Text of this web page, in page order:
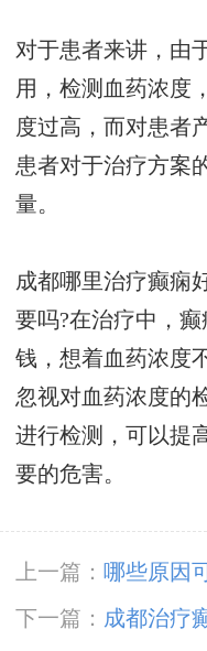
对于患者来讲，由
用，检测血药浓度
度过高，而对患者
患者对于治疗方案
量。
成都哪里治疗癫痫
要吗?在治疗中，
钱，想着血药浓度
忽视对血药浓度的
进行检测，可以提
要的危害。
上一篇： 哪些原因
专家介绍!
下一篇： 成都治疗